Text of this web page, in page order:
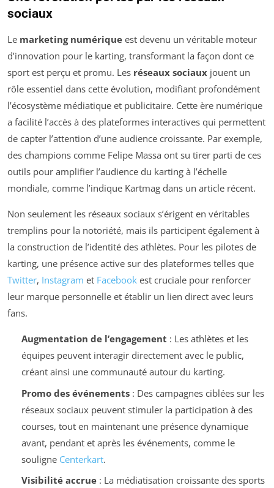
sociaux
Le marketing numérique est devenu un véritable moteur
d’innovation pour le karting, transformant la façon dont ce
sport est perçu et promu. Les réseaux sociaux jouent un
rôle essentiel dans cette évolution, modifiant profondément
l’écosystème médiatique et publicitaire. Cette ère numérique
a facilité l’accès à des plateformes interactives qui permettent
de capter l’attention d’une audience croissante. Par exemple,
des champions comme Felipe Massa ont su tirer parti de ces
outils pour amplifier l’audience du karting à l’échelle
mondiale, comme l’indique Kartmag dans un article récent.
Non seulement les réseaux sociaux s’érigent en véritables
tremplins pour la notoriété, mais ils participent également à
la construction de l’identité des athlètes. Pour les pilotes de
karting, une présence active sur des plateformes telles que
Twitter, Instagram et Facebook est cruciale pour renforcer
leur marque personnelle et établir un lien direct avec leurs
fans.
Augmentation de l’engagement : Les athlètes et les
équipes peuvent interagir directement avec le public,
créant ainsi une communauté autour du karting.
Promo des événements: Des campagnes ciblées sur les
réseaux sociaux peuvent stimuler la participation à des
courses, tout en maintenant une présence dynamique
avant, pendant et après les événements, comme le
souligne Centerkart.
Visibilité accrue: La médiatisation croissante des sports